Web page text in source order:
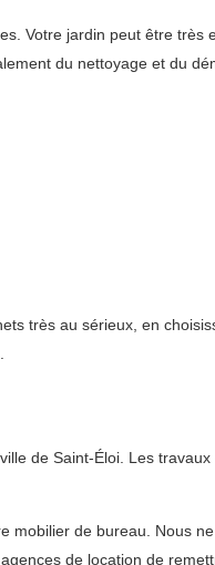
Votre jardin peut être très
du nettoyage et du
très au sérieux, en
de Saint-Éloi. Les
de bureau. Nous
de location de